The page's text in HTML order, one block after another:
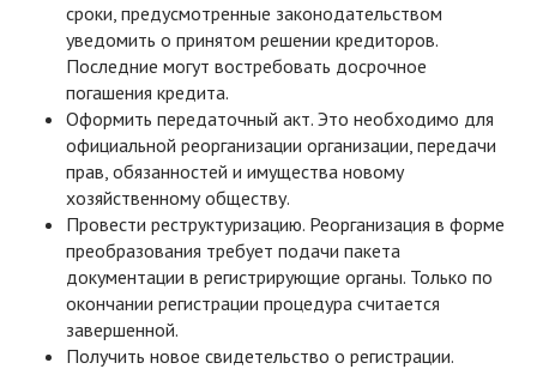
сроки, предусмотренные законодательством
уведомить о принятом решении кредиторов.
Последние могут востребовать досрочное
погашения кредита.
Оформить передаточный акт. Это необходимо для
официальной реорганизации организации, передачи
прав, обязанностей и имущества новому
хозяйственному обществу.
Провести реструктуризацию. Реорганизация в форме
преобразования требует подачи пакета
документации в регистрирующие органы. Только по
окончании регистрации процедура считается
завершенной.
Получить новое свидетельство о регистрации.